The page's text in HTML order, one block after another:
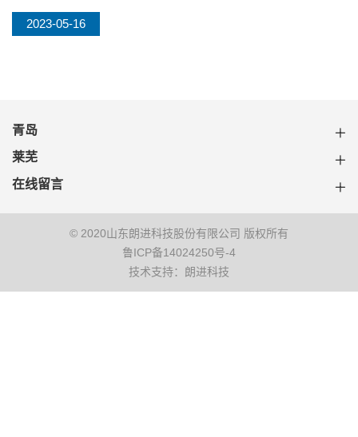
2023-05-16
青岛
莱芜
在线留言
© 2020山东朗进科技股份有限公司 版权所有
鲁ICP备14024250号-4
技术支持：朗进科技